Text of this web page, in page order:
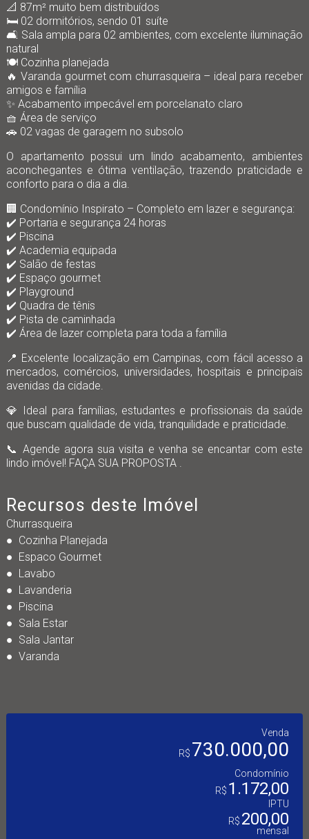
📐 87m² muito bem distribuídos
🛏️ 02 dormitórios, sendo 01 suíte
🛋️ Sala ampla para 02 ambientes, com excelente iluminação
natural
🍽️ Cozinha planejada
🔥 Varanda gourmet com churrasqueira – ideal para receber
amigos e família
✨ Acabamento impecável em porcelanato claro
🧺 Área de serviço
🚗 02 vagas de garagem no subsolo
O apartamento possui um lindo acabamento, ambientes
aconchegantes e ótima ventilação, trazendo praticidade e
conforto para o dia a dia.
🏢 Condomínio Inspirato – Completo em lazer e segurança:
✔️ Portaria e segurança 24 horas
✔️ Piscina
✔️ Academia equipada
✔️ Salão de festas
✔️ Espaço gourmet
✔️ Playground
✔️ Quadra de tênis
✔️ Pista de caminhada
✔️ Área de lazer completa para toda a família
📍 Excelente localização em Campinas, com fácil acesso a
mercados, comércios, universidades, hospitais e principais
avenidas da cidade.
💎 Ideal para famílias, estudantes e profissionais da saúde
que buscam qualidade de vida, tranquilidade e praticidade.
📞 Agende agora sua visita e venha se encantar com este
lindo imóvel! FAÇA SUA PROPOSTA .
Recursos deste Imóvel
Churrasqueira
● Cozinha Planejada
● Espaco Gourmet
● Lavabo
● Lavanderia
● Piscina
● Sala Estar
● Sala Jantar
● Varanda
Venda
R$ 730.000,00
Condomínio
R$ 1.172,00
IPTU
R$ 200,00
mensal